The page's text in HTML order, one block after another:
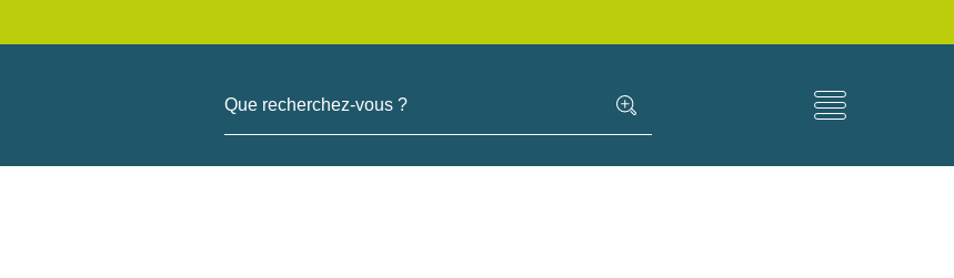
Que recherchez-vous ?